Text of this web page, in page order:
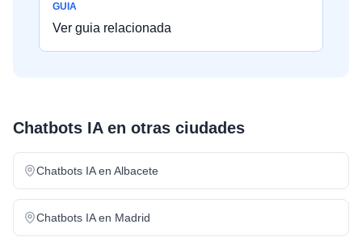
GUIA
Ver guia relacionada
Chatbots IAen otras ciudades
Chatbots IAen Albacete
Chatbots IAen Madrid